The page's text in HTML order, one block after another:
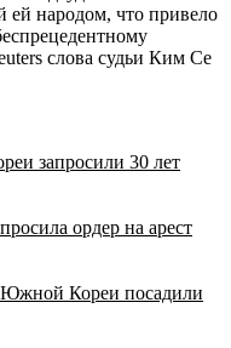
ей народом, что привело
слова судьи Ким Се
запросили 30 лет
ордер на арест
Южной Кореи посадили